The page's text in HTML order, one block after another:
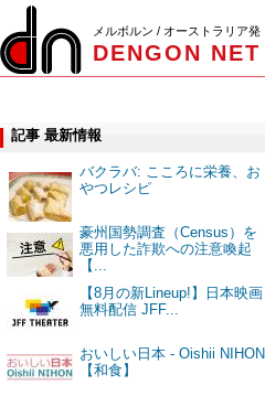
メルボルン / オーストラリア発
DENGON NET
記事 最新情報
バクラバ: こころに栄養、お
やつレシピ
豪州国勢調査（Census）を
悪用した詐欺への注意喚起
【...
【8月の新Lineup!】日本映画
無料配信 JFF...
おいしい日本 - Oishii NIHON
【和食】